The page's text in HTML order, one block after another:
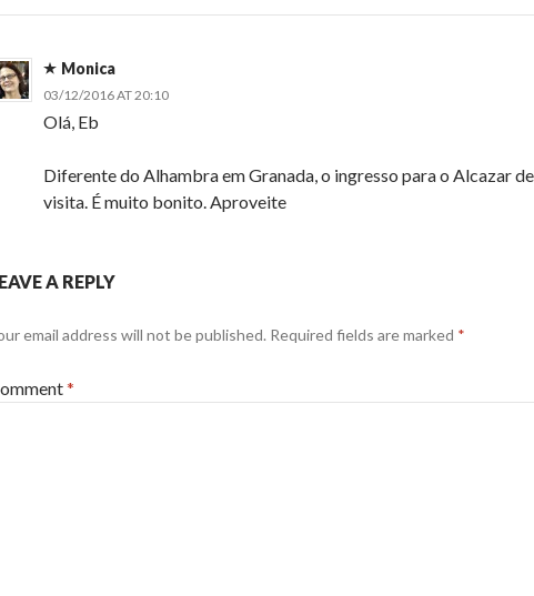
Monica
03/12/2016 AT 20:10
Olá, Eb
Diferente do Alhambra em Granada, o ingresso para o Alcazar
visita. É muito bonito. Aproveite
A REPLY
email address will not be published. Required fields are marked *
*